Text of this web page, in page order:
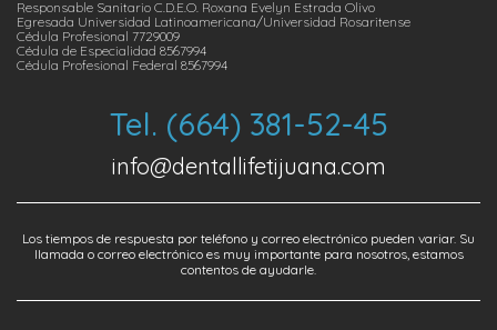
Responsable Sanitario C.D.E.O. Roxana Evelyn Estrada Olivo
Egresada Universidad Latinoamericana/Universidad Rosaritense
Cédula Profesional 7729009
Cédula de Especialidad 8567994
Cédula Profesional Federal 8567994
Tel. (664) 381-52-45
info@dentallifetijuana.com
Los tiempos de respuesta por teléfono y correo electrónico pueden variar. Su
llamada o correo electrónico es muy importante para nosotros, estamos
contentos de ayudarle.